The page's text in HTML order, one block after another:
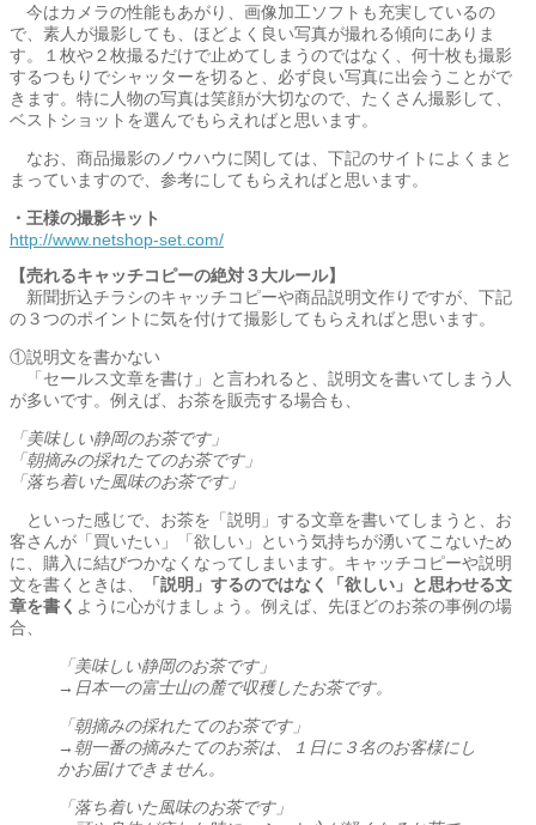
今はカメラの性能もあがり、画像加工ソフトも充実しているの
で、素人が撮影しても、ほどよく良い写真が撮れる傾向にありま
す。１枚や２枚撮るだけで止めてしまうのではなく、何十枚も撮影
するつもりでシャッターを切ると、必ず良い写真に出会うことがで
きます。特に人物の写真は笑顔が大切なので、たくさん撮影して、
ベストショットを選んでもらえればと思います。
なお、商品撮影のノウハウに関しては、下記のサイトによくまと
まっていますので、参考にしてもらえればと思います。
・王様の撮影キット
http://www.netshop-set.com/
【売れるキャッチコピーの絶対３大ルール】
新聞折込チラシのキャッチコピーや商品説明文作りですが、下記
の３つのポイントに気を付けて撮影してもらえればと思います。
①説明文を書かない
「セールス文章を書け」と言われると、説明文を書いてしまう人
が多いです。例えば、お茶を販売する場合も、
「美味しい静岡のお茶です」
「朝摘みの採れたてのお茶です」
「落ち着いた風味のお茶です」
といった感じで、お茶を「説明」する文章を書いてしまうと、お
客さんが「買いたい」「欲しい」という気持ちが湧いてこないため
に、購入に結びつかなくなってしまいます。キャッチコピーや説明
文を書くときは、
「説明」するのではなく「欲しい」と思わせる文
章を書く ように心がけましょう。例えば、先ほどのお茶の事例の場
合、
「美味しい静岡のお茶です」
→日本一の富士山の麓で収穫したお茶です。
「朝摘みの採れたてのお茶です」
→朝一番の摘みたてのお茶は、１日に３名のお客様にし
かお届けできません。
「落ち着いた風味のお茶です」